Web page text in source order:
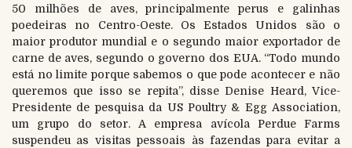
50 milhões de aves, principalmente perus e galinhas
poedeiras no Centro-Oeste. Os Estados Unidos são o
maior produtor mundial e o segundo maior exportador de
carne de aves, segundo o governo dos EUA. “Todo mundo
está no limite porque sabemos o que pode acontecer e não
queremos que isso se repita”, disse Denise Heard, Vice-
Presidente de pesquisa da US Poultry & Egg Association,
um grupo do setor. A empresa avícola Perdue Farms
suspendeu as visitas pessoais às fazendas para evitar a